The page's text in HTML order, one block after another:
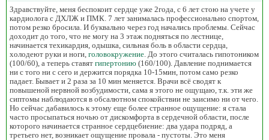
Здравствуйте, меня беспокоит сердце уже 2года, с 6 лет стою на учете у
кардиолога с ДХЛЖ и ПМК. 7 лет занималась профессионально спортом,
потом резко бросила. И буквально через год начались проблемы. Сейчас
доходит до того, что не могу на 3 этаж подняться по лестнице,
начинается техикардия, одышка, сильная боль в области сердца,
холодеют руки и ноги, головокружение . До этого считалась гипотоником
(100/60), а теперь ставят гипертонию (160/100). Давление поднимается
ни с того ни с сего и держится порядка 10-15мин, потом само резко
падает. Бывает и 2 раза за 10 мин меняется. Врачи всё сводят к
повышеной нервной возбудимости, сама я этого не ощущаю, т.к. эти же
сиптомы наблюдаются в обсалютном спокойствии не заисимо ни от чего.
Но сейчас дабавилось к этому еще более странное ощущение: я стала
часто просыпаться ночью от дискомфорта в сердечной области, после
которого начинается странное сердцебиение: два удара подряд, а
третьего нет, возникает ощущение провала - пустоты. Это меня